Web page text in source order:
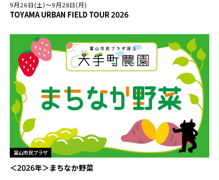
9月26日(土)〜9月28日(月)
TOYAMA URBAN FIELD TOUR 2026
富山市民プラザ
＜2026年＞まちなか野菜